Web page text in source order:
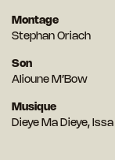
Montage
Stephan Oriach
Son
Alioune M’Bow
Musique
Dieye Ma Dieye,